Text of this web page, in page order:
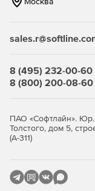
Сохранение
Поддержка
синхронизации
Бесплатная
действия
8 (495) 232-00-60
8 (800) 200-08-60
ПАО «Софтлайн». Юр.
Толстого, дом 5,
(А-311)